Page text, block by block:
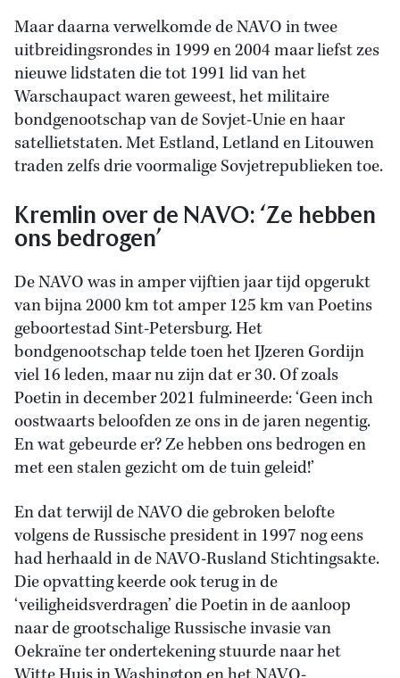
Maar daarna verwelkomde de NAVO in twee
uitbreidingsrondes in 1999 en 2004 maar liefst zes
nieuwe lidstaten die tot 1991 lid van het
Warschaupact waren geweest, het militaire
bondgenootschap van de Sovjet-Unie en haar
satellietstaten. Met Estland, Letland en Litouwen
traden zelfs drie voormalige Sovjetrepublieken toe.
Kremlin over de NAVO: ‘Ze hebben
ons bedrogen’
De NAVO was in amper vijftien jaar tijd opgerukt
van bijna 2000 km tot amper 125 km van Poetins
geboortestad Sint-Petersburg. Het
bondgenootschap telde toen het IJzeren Gordijn
viel 16 leden, maar nu zijn dat er 30. Of zoals
Poetin in december 2021 fulmineerde: ‘Geen inch
oostwaarts beloofden ze ons in de jaren negentig.
En wat gebeurde er? Ze hebben ons bedrogen en
met een stalen gezicht om de tuin geleid!’
En dat terwijl de NAVO die gebroken belofte
volgens de Russische president in 1997 nog eens
had herhaald in de NAVO-Rusland Stichtingsakte.
Die opvatting keerde ook terug in de
‘veiligheidsverdragen’ die Poetin in de aanloop
naar de grootschalige Russische invasie van
Oekraïne ter ondertekening stuurde naar het